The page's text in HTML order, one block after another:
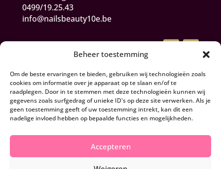
Beheer toestemming
Om de beste ervaringen te bieden, gebruiken wij technologieën zoals
cookies om informatie over je apparaat op te slaan en/of te
raadplegen. Door in te stemmen met deze technologieën kunnen wij
gegevens zoals surfgedrag of unieke ID's op deze site verwerken. Als je
geen toestemming geeft of uw toestemming intrekt, kan dit een
nadelige invloed hebben op bepaalde functies en mogelijkheden.
Accepteren
0499/19.25.43
info@nailsbeauty10e.be
Algemene Voorwaarden
Herroepen en retourneren